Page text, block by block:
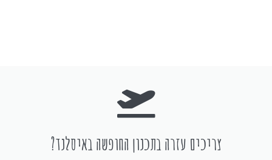
צריכים עזרה בתכנון החופשה באיסלנד?